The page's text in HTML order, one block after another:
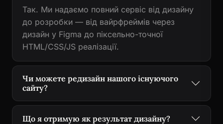
Так. Ми надаємо повний сервіс від дизайну
до розробки — від вайрфреймів через
дизайн у Figma до піксельно-точної
HTML/CSS/JS реалізації.
Чи можете редизайн нашого існуючого
сайту?
Що я отримую як результат дизайну?